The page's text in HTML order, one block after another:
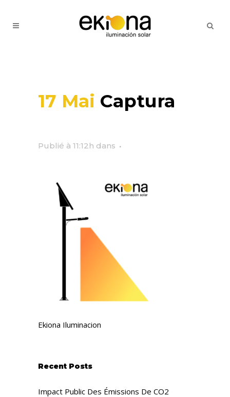
17 Mai Captura
Publié à 11:12h dans
Ekiona Iluminacion
Recent Posts
Impact Public Des Émissions De CO2